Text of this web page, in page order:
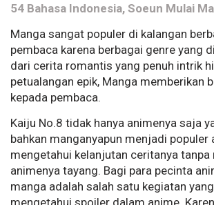
54 Bahasa Indonesia, Soeun Mulai
Manga sangat populer di kalangan
pembaca karena berbagai genre yang
dari cerita romantis yang penuh intrik
petualangan epik, Manga memberikan
kepada pembaca.
Kaiju No.8 tidak hanya animenya saja
bahkan manganyapun menjadi populer
mengetahui kelanjutan ceritanya tanpa
animenya tayang. Bagi para pecinta
manga adalah salah satu kegiatan
mengetahui spoiler dalam anime.